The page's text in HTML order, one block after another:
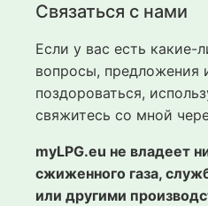
Связаться с нами
Если у вас есть какие-
вопросы, предложения
поздороваться,
свяжитесь со мной
myLPG.eu не владеет
сжиженного газа,
или другими